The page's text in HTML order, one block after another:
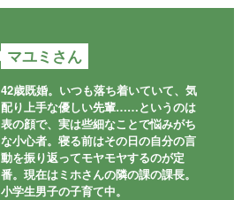
マユミさん
42歳既婚。いつも落ち着いていて、気
配り上手な優しい先輩……というのは
表の顔で、実は些細なことで悩みがち
な小心者。寝る前はその日の自分の言
動を振り返ってモヤモヤするのが定
番。現在はミホさんの隣の課の課長。
小学生男子の子育て中。